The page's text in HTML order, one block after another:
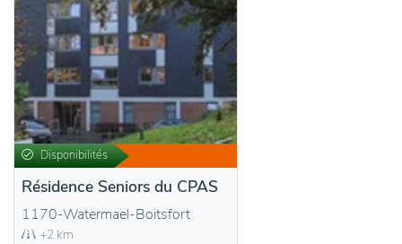
Disponibilités
Résidence Seniors du CPAS
1170-Watermael-Boitsfort
+2 km